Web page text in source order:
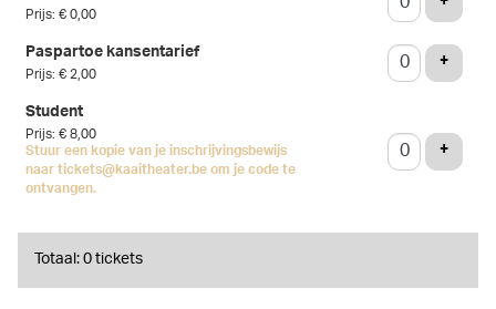
Prijs: € 0,00
Paspartoe kansentarief
Prijs: € 2,00 +
Student
Prijs: € 8,00
Stuur een kopie van je inschrijvingsbewijs
naar tickets@kaaitheater.be om je code te
ontvangen.
+
Totaal: 0 tickets